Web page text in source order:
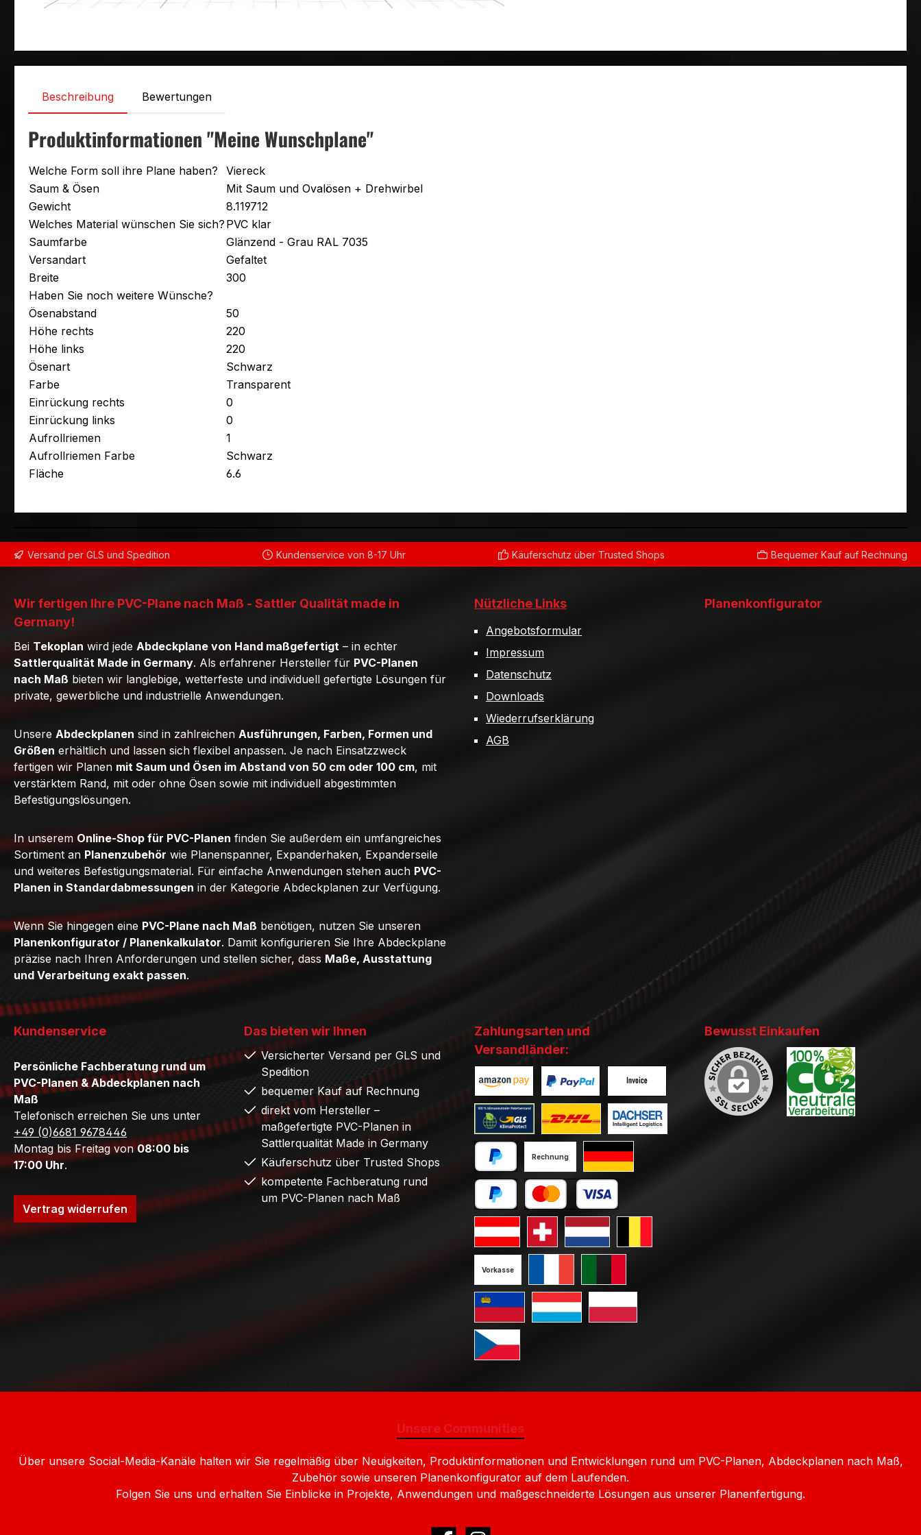
Beschreibung Bewertungen
Produktinformationen "Meine Wunschplane"
Welche Form soll ihre Plane haben?
Viereck
Saum & Ösen
Mit Saum und Ovalösen + Drehwirbel
Gewicht
8.119712
Welches Material wünschen Sie sich? PVC klar
Saumfarbe
Glänzend - Grau RAL 7035
Versandart
Gefaltet
Breite
300
Haben Sie noch weitere Wünsche?
Ösenabstand
50
Höhe rechts
220
Höhe links
220
Ösenart
Schwarz
Farbe
Transparent
Einrückung rechts
0
Einrückung links
0
Aufrollriemen
1
Aufrollriemen Farbe
Schwarz
Fläche
6.6
Versand per GLS und Spedition Kundenservice von 8-17 Uhr Käuferschutz über Trusted Shops Bequemer Kauf auf Rechnung
Wir fertigen Ihre PVC-Plane nach Maß - Sattler Qualität made in
Germany!
Bei Tekoplan wird jede Abdeckplane von Hand maßgefertigt – in echter
Sattlerqualität Made in Germany. Als erfahrener Hersteller für PVC-Planen
nach Maß bieten wir langlebige, wetterfeste und individuell gefertigte Lösungen für
private, gewerbliche und industrielle Anwendungen.
Unsere Abdeckplanen sind in zahlreichen Ausführungen, Farben, Formen und
Größen erhältlich und lassen sich flexibel anpassen. Je nach Einsatzzweck
fertigen wir Planen mit Saum und Ösen im Abstand von 50 cm oder 100 cm, mit
verstärktem Rand, mit oder ohne Ösen sowie mit individuell abgestimmten
Befestigungslösungen.
In unserem Online-Shop für PVC-Planen finden Sie außerdem ein umfangreiches
Sortiment an Planenzubehör wie Planenspanner, Expanderhaken, Expanderseile
und weiteres Befestigungsmaterial. Für einfache Anwendungen stehen auch PVC-
Planen in Standardabmessungen in der Kategorie Abdeckplanen zur Verfügung.
Wenn Sie hingegen eine PVC-Plane nach Maß benötigen, nutzen Sie unseren
Planenkonfigurator / Planenkalkulator. Damit konfigurieren Sie Ihre Abdeckplane
präzise nach Ihren Anforderungen und stellen sicher, dass Maße, Ausstattung
und Verarbeitung exakt passen.
Nützliche Links
Angebotsformular
Impressum
Datenschutz
Downloads
Wiederrufserklärung
AGB
Planenkonfigurator
Kundenservice
Persönliche Fachberatung rund um
PVC-Planen & Abdeckplanen nach
Maß
Telefonisch erreichen Sie uns unter
+49 (0)6681 9678446
Montag bis Freitag von08:00 bis
17:00 Uhr.
Vertrag widerrufen
Das bieten wir Ihnen
Versicherter Versand per GLS und
Spedition
bequemer Kauf auf Rechnung
direkt vom Hersteller –
maßgefertigte PVC-Planen in
Sattlerqualität Made in Germany
Käuferschutz über Trusted Shops
kompetente Fachberatung rund
um PVC-Planen nach Maß
Zahlungsarten und
Versandländer:
PayPal
Rechnung
Später bezahlenKredit- oder Debitkarte
Vorkasse
Benutzerdefiniertes Bild 1Benutzerdefiniertes Bild 2Benutzerdefiniertes Bild 3
Standard GLS Versand
Standard GLS Versand Österreich
Standard GLS Versand Schweiz
Standard GLS Versand Niederlande
Standard GLS Versand Belgien
Standard GLS Versand Frankreich
Standard GLS Versand Italien
Standard GLS Versand Liechtenstein
Benutzerdefiniertes Bild 1Benutzerdefiniertes Bild 2Benutzerdefiniertes Bild 3
Bewusst Einkaufen
Unsere Communities
Über unsere Social-Media-Kanäle halten wir Sie regelmäßig über Neuigkeiten, Produktinformationen und Entwicklungen rund um PVC-Planen, Abdeckplanen nach Maß,
Zubehör sowie unseren Planenkonfigurator auf dem Laufenden.
Folgen Sie uns und erhalten Sie Einblicke in Projekte, Anwendungen und maßgeschneiderte Lösungen aus unserer Planenfertigung.